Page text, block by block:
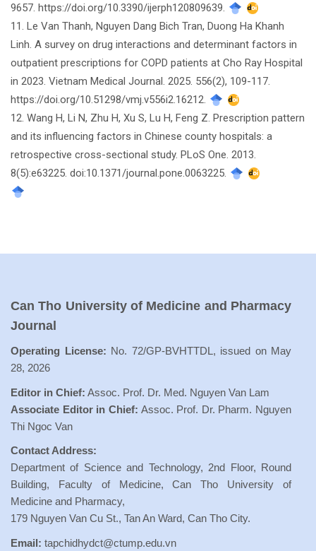
9657. https://doi.org/10.3390/ijerph120809639.
11. Le Van Thanh, Nguyen Dang Bich Tran, Duong Ha Khanh
Linh. A survey on drug interactions and determinant factors in
outpatient prescriptions for COPD patients at Cho Ray Hospital
in 2023. Vietnam Medical Journal. 2025. 556(2), 109-117.
https://doi.org/10.51298/vmj.v556i2.16212.
12. Wang H, Li N, Zhu H, Xu S, Lu H, Feng Z. Prescription pattern
and its influencing factors in Chinese county hospitals: a
retrospective cross-sectional study. PLoS One. 2013.
8(5):e63225. doi:10.1371/journal.pone.0063225.
Can Tho University of Medicine and Pharmacy
Journal
Operating License: No. 72/GP-BVHTTDL, issued on May
28, 2026
Editor in Chief: Assoc. Prof. Dr. Med. Nguyen Van Lam
Associate Editor in Chief: Assoc. Prof. Dr. Pharm. Nguyen
Thi Ngoc Van
Contact Address:
Department of Science and Technology, 2nd Floor, Round
Building, Faculty of Medicine, Can Tho University of
Medicine and Pharmacy,
179 Nguyen Van Cu St., Tan An Ward, Can Tho City.
Email: tapchidhydct@ctump.edu.vn